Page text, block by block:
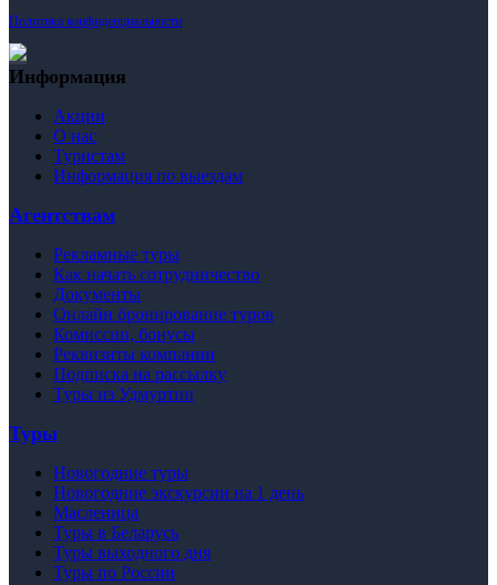
Политика конфиденциальности
Информация
Акции
О нас
Туристам
Информация по выездам
Агентствам
Рекламные туры
Как начать сотрудничество
Документы
Онлайн бронирование туров
Комиссии, бонусы
Реквизиты компании
Подписка на рассылку
Туры из Удмуртии
Туры
Новогодние туры
Новогодние экскурсии на 1 день
Масленица
Туры в Беларусь
Туры выходного дня
Туры по России